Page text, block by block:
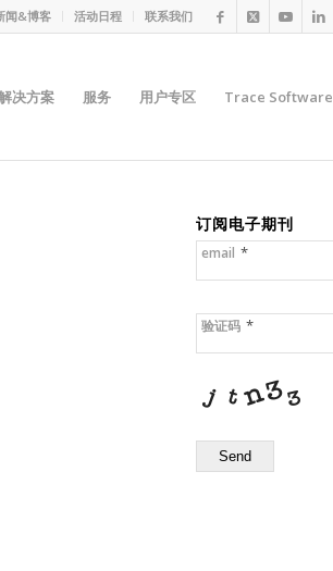
闻&博客 活动日程 联系我们
决方案 服务 用户专区 Trace Software
订阅电子期刊
email *
验证码 *
Send